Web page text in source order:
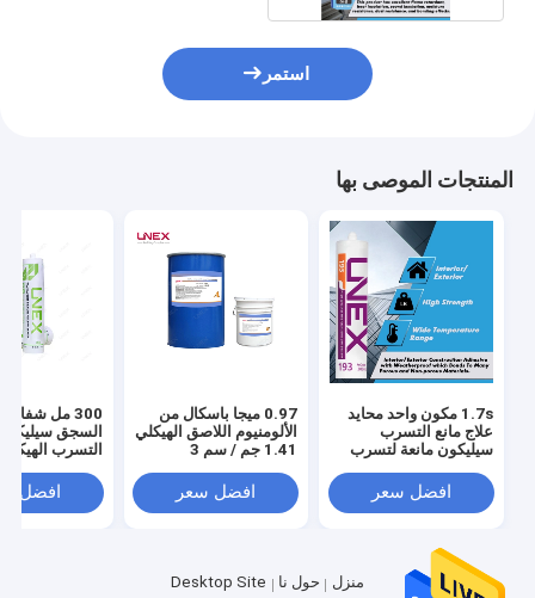
استمر
المنتجات الموصى بها
1.7s مكون واحد محايد
علاج مانع التسرب
سيليكون مانعة لتسرب
افضل سعر
0.97 ميجا باسكال من
الألومنيوم اللاصق الهيكلي
1.41 جم / سم 3
افضل سعر
300 مل
السجق
التسرب
افضل
منزل حول نا
Desktop Site